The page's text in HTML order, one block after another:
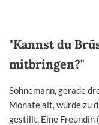
"Kannst du
mitbringen?"
Sohnemann, gerade
Monate alt, wurde zu
gestillt. Eine Freundin